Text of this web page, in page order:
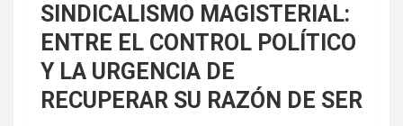
SINDICALISMO MAGISTERIAL:
ENTRE EL CONTROL POLÍTICO
Y LA URGENCIA DE
RECUPERAR SU RAZÓN DE SER